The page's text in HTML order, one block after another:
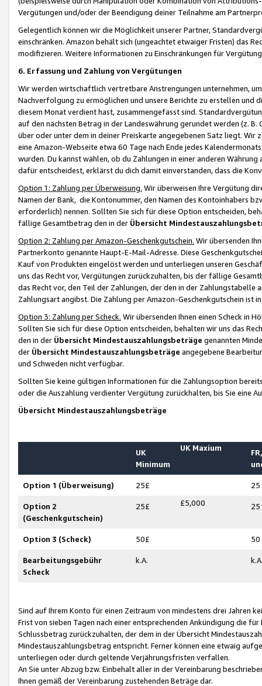
Vergütungen und/oder der Beendigung deiner Teilnahme am
Gelegentlich können wir die Möglichkeit unserer Partner,
einschränken. Amazon behält sich (ungeachtet etwaiger Fristen) das
modifizieren. Weitere Informationen zu Einschränkungen für
6. Erfassung und Zahlung von Vergütungen
Wir werden wirtschaftlich vertretbare Anstrengungen unternehmen,
Nachverfolgung zu ermöglichen und unsere Berichte zu erstellen und
diesem Monat verdient hast, zusammengefasst sind.
auf den nächsten Betrag in der Landeswährung gerundet werden (z.
über oder unter dem in deiner Preiskarte angegebenen Satz liegt.
eine Amazon-Webseite etwa 60 Tage nach Ende jedes
wurden. Du kannst wählen, ob du Zahlungen in einer anderen
dafür entscheidest, erklärst du dich damit einverstanden, dass die
Option 1: Zahlung per Überweisung. Wir überweisen Ihre Vergütung
Namen der Bank, die Kontonummer, den Namen des Kontoinhabers
erforderlich) nennen. Sollten Sie sich für diese Option entscheiden,
fällige Gesamtbetrag den in der Übersicht
Option 2: Zahlung per Amazon-Geschenkgutschein. Wir übersenden
Partnerkonto genannte Haupt-E-Mail-Adresse. Diese
Kauf von Produkten eingelöst werden und unterliegen unseren
uns das Recht vor, Vergütungen zurückzuhalten, bis der fällige
das Recht vor, den Teil der Zahlungen, der den in der
Zahlungsart angibst. Die Zahlung per Amazon-Geschenkgutschein ist
Option 3: Zahlung per Scheck. Wir übersenden Ihnen einen Scheck in
Sollten Sie sich für diese Option entscheiden, behalten wir uns das
den in der Übersicht Mindestauszahlungsbeträge genannten
der Übersicht Mindestauszahlungsbeträge angegebene
und Schweden nicht verfügbar.
Sollten Sie keine gültigen Informationen für die Zahlungsoption
oder die Auszahlung verdienter Vergütung zurückhalten, bis Sie
Übersicht Mindestauszahlungsbeträge
UK
Minimum
UK Maxium
Option 1 (Überweisung) 25£ 25
Option 2
(Geschenkgutschein)
25£ £5,000 25
Option 3 (Scheck) 50£ 50
Bearbeitungsgebühr
Scheck
k.A.
Sind auf Ihrem Konto für einen Zeitraum von mindestens drei Jahren
Frist von sieben Tagen nach einer entsprechenden Ankündigung die
Schlussbetrag zurückzuhalten, der dem in der Übersicht
Mindestauszahlungsbetrag entspricht. Ferner können eine etwaig
unterliegen oder durch geltende Verjährungsfristen verfallen.
An Sie unter Abzug bzw. Einbehalt aller in der Vereinbarung
Ihnen gemäß der Vereinbarung zustehenden Beträge dar.